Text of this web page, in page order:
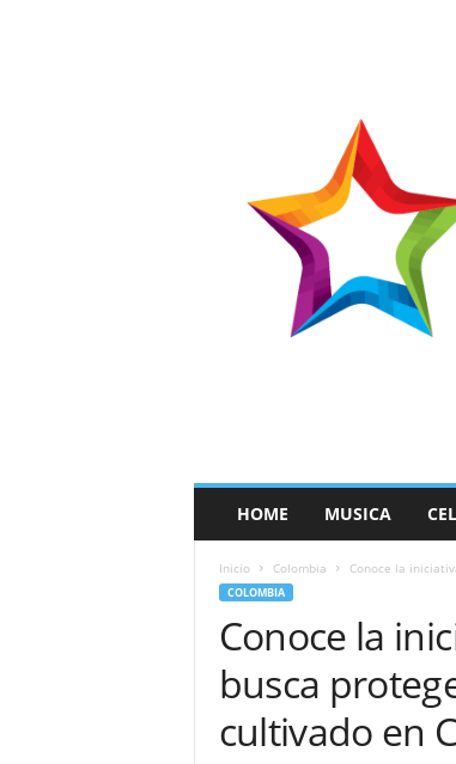
a
HOME MUSICA
Inicio Colombia Conoce la
COLOMBIA
Conoce la
busca
cultivado en